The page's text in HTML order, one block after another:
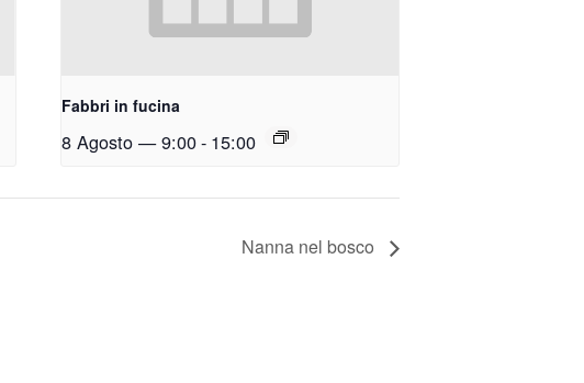
Fabbri in fucina
8 Agosto — 9:00- 15:00
Nanna nel bosco